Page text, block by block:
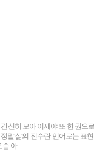
신히 모아 이제야 또 한 권으
말 삶의 진수란 언어로는 표
아..